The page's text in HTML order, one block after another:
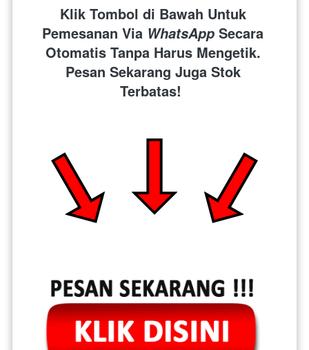
Klik Tombol di Bawah Untuk
Pemesanan Via WhatsApp Secara
Otomatis Tanpa Harus Mengetik.
Pesan Sekarang Juga Stok
Terbatas!